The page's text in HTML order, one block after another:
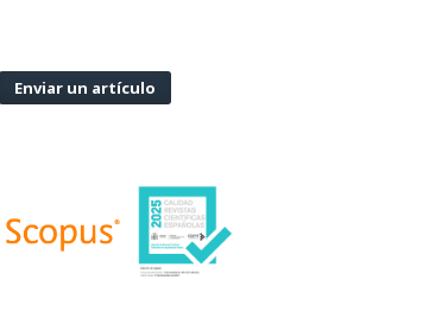
Enviar un artículo